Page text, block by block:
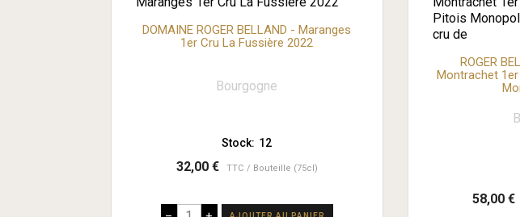
DOMAINE ROGER BELLAND - Maranges
1er Cru La Fussière 2022
Bourgogne
Stock: 12
32,00 € TTC Bouteille (75cl)
ROGER
Montrachet
58,00 €